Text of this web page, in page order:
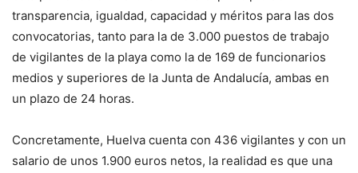
transparencia, igualdad, capacidad y méritos para las dos
convocatorias, tanto para la de 3.000 puestos de trabajo
de vigilantes de la playa como la de 169 de funcionarios
medios y superiores de la Junta de Andalucía, ambas en
un plazo de 24 horas.
Concretamente, Huelva cuenta con 436 vigilantes y con un
salario de unos 1.900 euros netos, la realidad es que una